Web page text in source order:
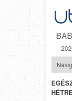
HÉTRE